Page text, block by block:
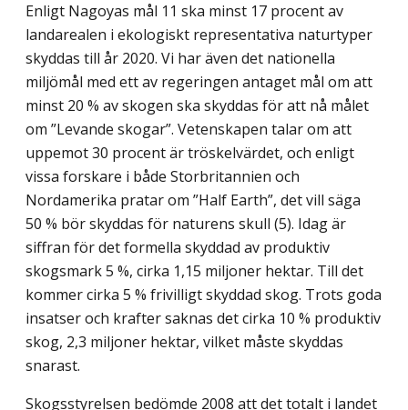
Enligt Nagoyas mål 11 ska minst 17 procent av
landarealen i ekologiskt representativa naturtyper
skyddas till år 2020. Vi har även det nationella
miljömål med ett av regeringen antaget mål om att
minst 20 % av skogen ska skyddas för att nå målet
om ”Levande skogar”. Vetenskapen talar om att
uppemot 30 procent är tröskelvärdet, och enligt
vissa forskare i både Storbritannien och
Nordamerika pratar om ”Half Earth”, det vill säga
50 % bör skyddas för naturens skull (5). Idag är
siffran för det formella skyddad av produktiv
skogsmark 5 %, cirka 1,15 miljoner hektar. Till det
kommer cirka 5 % frivilligt skyddad skog. Trots goda
insatser och krafter saknas det cirka 10 % produktiv
skog, 2,3 miljoner hektar, vilket måste skyddas
snarast.
Skogsstyrelsen bedömde 2008 att det totalt i landet